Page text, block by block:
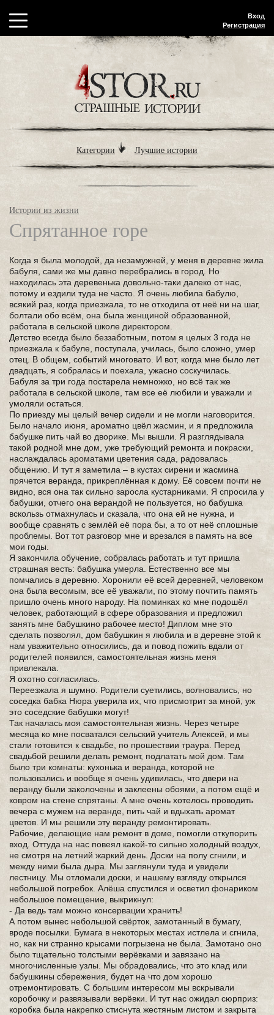
Вход
Регистрация
Категории Лучшие истории
Истории из жизни
Спрятанное горе
Когда я была молодой, да незамужней, у меня в деревне жила
бабуля, сами же мы давно перебрались в город. Но
находилась эта деревенька довольно-таки далеко от нас,
потому и ездили туда не часто. Я очень любила бабулю,
всякий раз, когда приезжала, то не отходила от неё ни на шаг,
болтали обо всём, она была женщиной образованной,
работала в сельской школе директором.
Детство всегда было беззаботным, потом я целых 3 года не
приезжала к бабуле, поступала, училась, было сложно, умер
отец. В общем, событий многовато. И вот, когда мне было лет
двадцать, я собралась и поехала, ужасно соскучилась.
Бабуля за три года постарела немножко, но всё так же
работала в сельской школе, там все её любили и уважали и
умоляли остаться.
По приезду мы целый вечер сидели и не могли наговорится.
Было начало июня, ароматно цвёл жасмин, и я предложила
бабушке пить чай во дворике. Мы вышли. Я разглядывала
такой родной мне дом, уже требующий ремонта и покраски,
наслаждалась ароматами цветения сада, радовалась
общению. И тут я заметила – в кустах сирени и жасмина
прячется веранда, прикреплённая к дому. Её совсем почти не
видно, вся она так сильно заросла кустарниками. Я спросила у
бабушки, отчего она верандой не пользуется, но бабушка
вскользь отмахнулась и сказала, что она ей не нужна, и
вообще сравнять с землёй её пора бы, а то от неё сплошные
проблемы. Вот тот разговор мне и врезался в память на все
мои годы.
Я закончила обучение, собралась работать и тут пришла
страшная весть: бабушка умерла. Естественно все мы
помчались в деревню. Хоронили её всей деревней, человеком
она была весомым, все её уважали, по этому почтить память
пришло очень много народу. На поминках ко мне подошёл
человек, работающий в сфере образования и предложил
занять мне бабушкино рабочее место! Диплом мне это
сделать позволял, дом бабушкин я любила и в деревне этой к
нам уважительно относились, да и повод пожить вдали от
родителей появился, самостоятельная жизнь меня
привлекала.
Я охотно согласилась.
Переезжала я шумно. Родители суетились, волновались, но
соседка бабка Нюра уверила их, что присмотрит за мной, уж
это соседские бабушки могут!
Так началась моя самостоятельная жизнь. Через четыре
месяца ко мне посватался сельский учитель Алексей, и мы
стали готовится к свадьбе, по прошествии траура. Перед
свадьбой решили делать ремонт, подлатать мой дом. Там
было три комнаты: кухонька и веранда, которой не
пользовались и вообще я очень удивилась, что двери на
веранду были заколочены и заклеены обоями, а потом ещё и
ковром на стене спрятаны. А мне очень хотелось проводить
вечера с мужем на веранде, пить чай и вдыхать аромат
цветов. И мы решили эту веранду ремонтировать.
Рабочие, делающие нам ремонт в доме, помогли откупорить
вход. Оттуда на нас повеял какой-то сильно холодный воздух,
не смотря на летний жаркий день. Доски на полу сгнили, и
между ними была дыра. Мы заглянули туда и увидели
лестницу. Мы отломали доски, и нашему взгляду открылся
небольшой погребок. Алёша спустился и осветил фонариком
небольшое помещение, выкрикнул:
- Да ведь там можно консервации хранить!
А потом вынес небольшой свёрток, замотанный в бумагу,
вроде посылки. Бумага в некоторых местах истлела и сгнила,
но, как ни странно крысами погрызена не была. Замотано оно
было тщательно толстыми верёвками и завязано на
многочисленные узлы. Мы обрадовались, что это клад или
бабушкины сбережения, будет на что дом хорошо
отремонтировать. С большим интересом мы вскрывали
коробочку и развязывали верёвки. И тут нас ожидал сюрприз:
коробка была накрепко стиснута жестяным листом и закрыта